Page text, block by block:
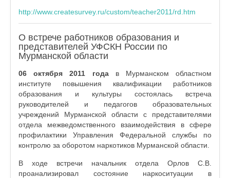
http://www.createsurvey.ru/custom/teacher2011/rd.htm
О встрече работников образования и
представителей УФСКН России по
Мурманской области
06 октября 2011 годав Мурманском областном
институте повышения квалификации работников
образования и культуры состоялась встреча
руководителей и педагогов образовательных
учреждений Мурманской области с представителями
отдела межведомственного взаимодействия в сфере
профилактики Управления Федеральной службы по
контролю за оборотом наркотиков Мурманской области.
В ходе встречи начальник отдела Орлов С.В.
проанализировал состояние наркоситуации в